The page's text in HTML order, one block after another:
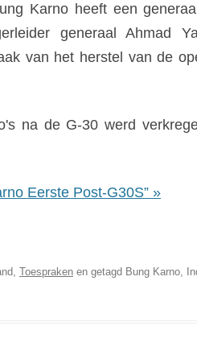
Karno heeft een
generaal Ahmad
van het herstel van de
na de G-30 werd
Eerste Post-G30S” »
Toespraken en getagd Bung Karno,